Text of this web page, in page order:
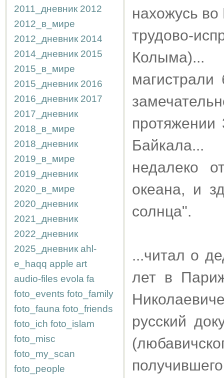
2011_дневник 2012
2012_в_мире
2012_дневник 2014
2014_дневник 2015
2015_в_мире
2015_дневник 2016
2016_дневник 2017
2017_дневник
2018_в_мире
2018_дневник
2019_в_мире
2019_дневник
2020_в_мире
2020_дневник
2021_дневник
2022_дневник
2025_дневник ahl-
e_haqq apple art
audio-files evola fa
foto_events foto_family
foto_fauna foto_friends
foto_ich foto_islam
foto_misc
foto_my_scan
foto_people
нахожусь
трудово-
протяжении
Байкала...
недалеко
океана, и
солнца".
...читал о
лет в
русский